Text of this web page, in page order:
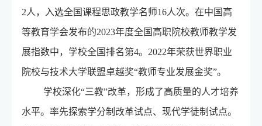
2人，入选全国课程思政教学名师16人次。在中国高
等教育学会发布的2023年度全国高职院校教师教学发
展指数中，学校全国排名第4。2022年荣获世界职业
院校与技术大学联盟卓越奖“教师专业发展金奖”。
学校深化“三教”改革，形成了高质量的人才培养
水平。率先探索学分制改革试点、现代学徒制试点。